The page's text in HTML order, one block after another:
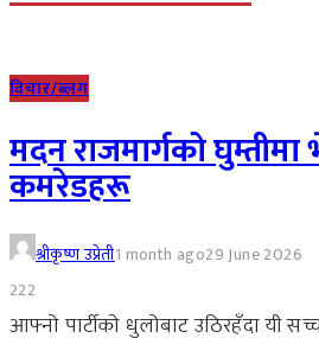
विचार/ब्लग
मदन राजमार्गको
कमरेडहरू
श्रीकृष्ण उप्रेती1 month ago29 June 2026
222
आफ्नो पार्टीको धुलोबाट उठिरहँदा यी